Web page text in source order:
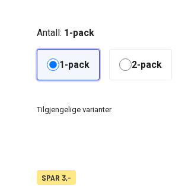
SPAR 3,-
Antall: 1-pack
1-pack 2-pack
Tilgjengelige varianter